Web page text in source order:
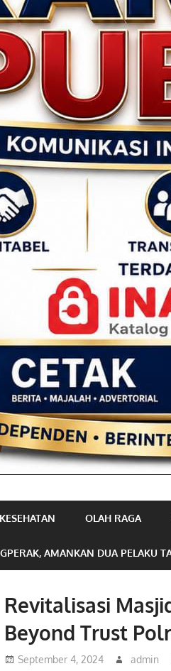
KESEHATAN OLAH RAGA
AMANKAN DUA PELAKU
Revitalisasi
Beyond Trust
September 4, 2024 admin